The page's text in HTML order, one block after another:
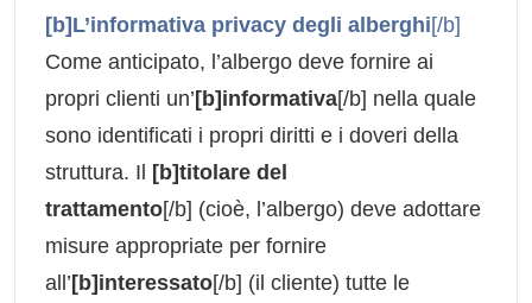
[b]L’informativa privacy degli alberghi[/b]
Come anticipato, l’albergo deve fornire ai
propri clienti un’[b]informativa[/b] nella quale
sono identificati i propri diritti e i doveri della
struttura. Il [b]titolare del
trattamento[/b] (cioè, l’albergo) deve adottare
misure appropriate per fornire
all’[b]interessato[/b] (il cliente) tutte le